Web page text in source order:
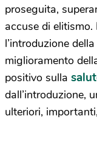
proseguita,
accuse di elitismo.
l’introduzione
miglioramento
positivo sulla
dall’introduzione,
ulteriori,